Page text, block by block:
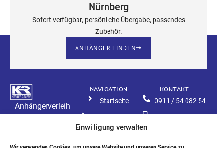
Einwilligung verwalten
Nürnberg
Sofort verfügbar, persönliche Übergabe, passendes
Zubehör.
ANHÄNGER FINDEN
Anhängerverleih
NAVIGATION
Startseite
Alle Anhänger
Zubehör
KONTAKT
0911 / 54 082 54
0177 / 210 18 92
nuernberg.de